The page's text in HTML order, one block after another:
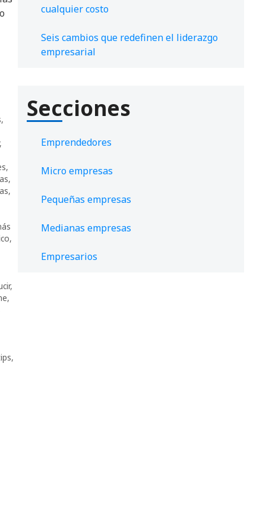
,
,
,
,
,
,
,
,
,
cualquier costo
Seis cambios que redefinen el liderazgo
empresarial
Secciones
Emprendedores
Micro empresas
Pequeñas empresas
Medianas empresas
Empresarios